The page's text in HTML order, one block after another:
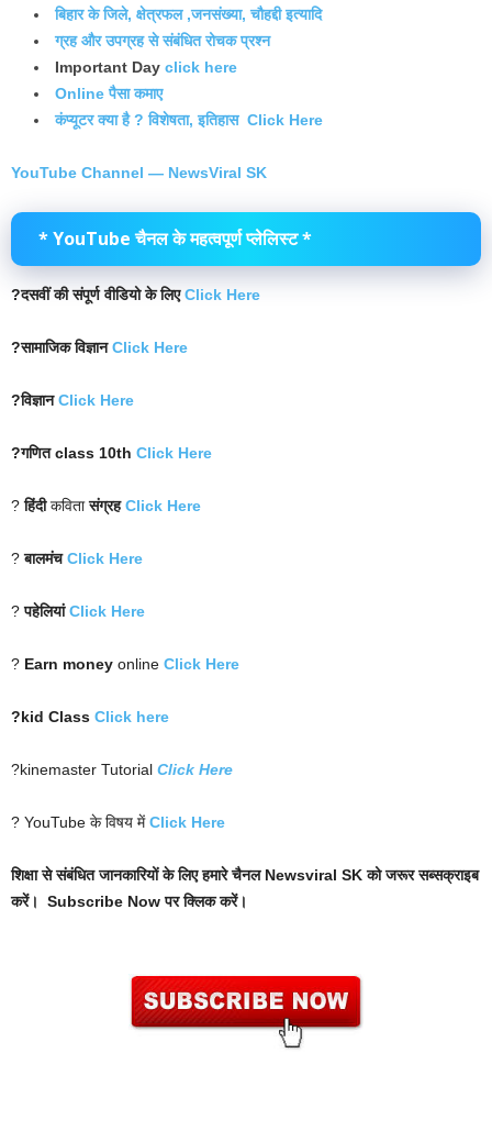
बिहार के जिले, क्षेत्रफल ,जनसंख्या, चौहद्दी इत्यादि
ग्रह और उपग्रह से संबंधित रोचक प्रश्न
Important Day click here
Online पैसा कमाए
कंप्यूटर क्या है ? विशेषता, इतिहास Click Here
YouTube Channel — NewsViral SK
* YouTube चैनल के महत्वपूर्ण प्लेलिस्ट *
?दसवीं की संपूर्ण वीडियो के लिएClick Here
?सामाजिक विज्ञानClick Here
?विज्ञानClick Here
?गणित class 10th Click Here
?हिंदीकवितासंग्रहClick Here
?बालमंच Click Here
?पहेलियां Click Here
? Earn money online Click Here
?kid Class Click here
?kinemaster Tutorial Click Here
? YouTube के विषय मेंClick Here
शिक्षा से संबंधित जानकारियों के लिए हमारे चैनल Newsviral SK को जरूर सब्सक्राइब
करें। Subscribe Now पर क्लिक करें।